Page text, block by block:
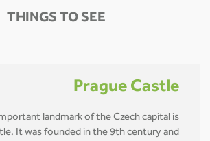
THINGS TO SEE
Prague Castle
important landmark of the Czech capital is
It was founded in the 9th century and